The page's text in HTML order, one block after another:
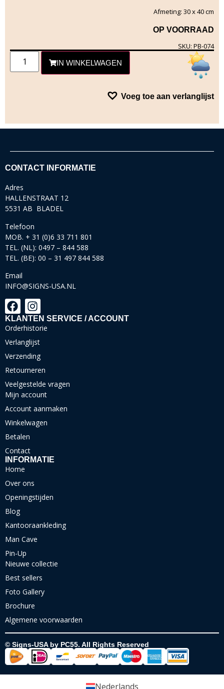
Afmeting: 30 x 40 cm
OP VOORRAAD
SKU: PB-074
IN WINKELWAGEN
Voeg toe aan verlanglijst
CONTACT INFORMATIE
Adres
HALLENSTRAAT 12
5531 AB BLADEL
Telefoon
MOB. + 31 (0)6 33 711 801
TEL. (NL): 0497 – 844 588
TEL. (BE): 00 – 31 497 844 588
Email
INFO@SIGNS-USA.NL
KLANTEN SERVICE / ACCOUNT
Orderhistorie
Verlanglijst
Verzending
Retourneren
Veelgestelde vragen
Mijn account
Account aanmaken
Winkelwagen
Betalen
Contact
INFORMATIE
Home
Over ons
Openingstijden
Blog
Kantooraankleding
Man Cave
Pin-Up
Nieuwe collectie
Best sellers
Foto Gallery
Brochure
Algemene voorwaarden
© Signs-USA by PC55. All Rights Reserved
Nederlands